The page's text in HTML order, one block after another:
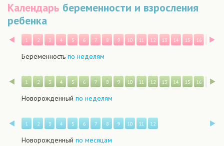
Календарь беременности и взросления
ребенка
Назад
1 2 3 4 5 6 7 8 9 10 11 12 13 14 15 16 17
Беременность по неделям
Назад
1 2 3 4 5 6 7 8 9 10 11 12 13 14 15 16 17
Новорожденный по неделям
Назад
1 2 3 4 5 6 7 8 9 10 11 12
Новорожденный по месяцам